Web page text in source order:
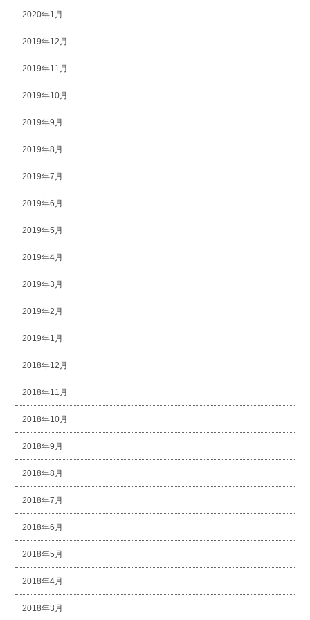
2020年1月
2019年12月
2019年11月
2019年10月
2019年9月
2019年8月
2019年7月
2019年6月
2019年5月
2019年4月
2019年3月
2019年2月
2019年1月
2018年12月
2018年11月
2018年10月
2018年9月
2018年8月
2018年7月
2018年6月
2018年5月
2018年4月
2018年3月